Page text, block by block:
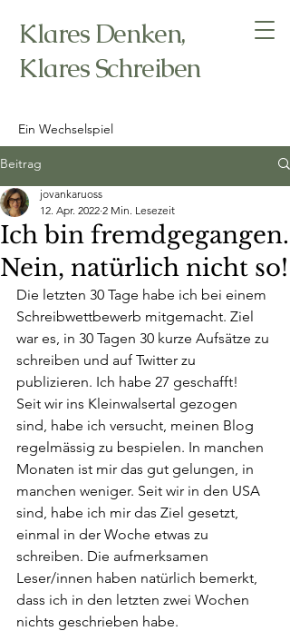
Klares Denken,
Klares Schreiben
Ein Wechselspiel
Beitrag
Ich bin fremdgegangen.
Nein, natürlich nicht so!
jovankaruoss
12. Apr. 2022 2 Min. Lesezeit
Die letzten 30 Tage habe ich bei einem
Schreibwettbewerb mitgemacht. Ziel
war es, in 30 Tagen 30 kurze Aufsätze zu
schreiben und auf Twitter zu
publizieren. Ich habe 27 geschafft!
Seit wir ins Kleinwalsertal gezogen
sind, habe ich versucht, meinen Blog
regelmässig zu bespielen. In manchen
Monaten ist mir das gut gelungen, in
manchen weniger. Seit wir in den USA
sind, habe ich mir das Ziel gesetzt,
einmal in der Woche etwas zu
schreiben. Die aufmerksamen
Leser/innen haben natürlich bemerkt,
dass ich in den letzten zwei Wochen
nichts geschrieben habe.